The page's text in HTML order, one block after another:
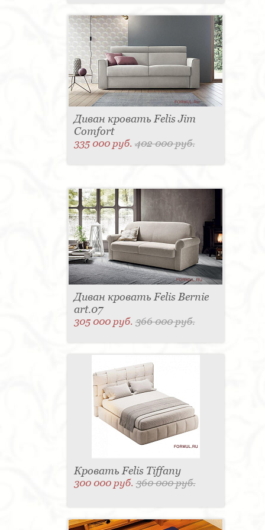
Диван кровать Felis Jim
Comfort
335 000 руб.402 000 руб.
Диван кровать Felis Bernie
art.07
305 000 руб.366 000 руб.
Кровать Felis Tiffany
300 000 руб.360 000 руб.